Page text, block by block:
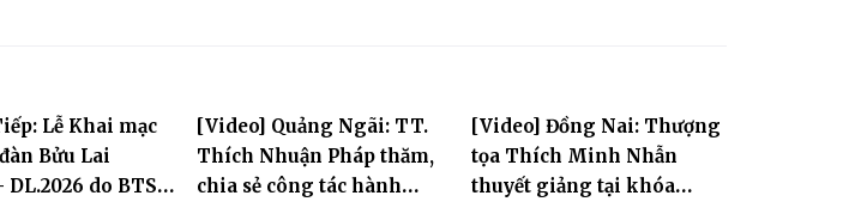
Lễ Khai mạc
Bửu Lai
DL.2026 do BTS
[Video] Quảng Ngãi: TT.
Thích Nhuận Pháp thăm,
chia sẻ công tác hành
[Video] Đồng Nai: Thượng
tọa Thích Minh Nhẫn
thuyết giảng tại khóa